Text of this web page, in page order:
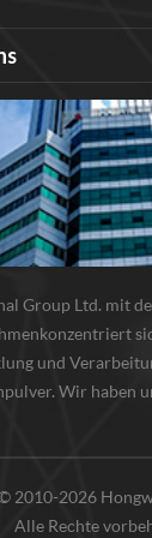
Group Ltd. mit
und
Wir haben
2010-2026
Alle Rechte